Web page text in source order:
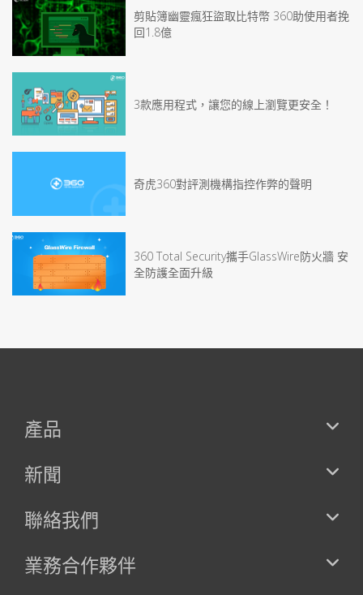
剪貼簿幽靈瘋狂盜取比特幣 360助使用者挽
回1.8億
3款應用程式，讓您的線上瀏覽更安全！
奇虎360對評測機構指控作弊的聲明
360 Total Security攜手GlassWire防火牆 安
全防護全面升級
產品
新聞
聯絡我們
業務合作夥伴